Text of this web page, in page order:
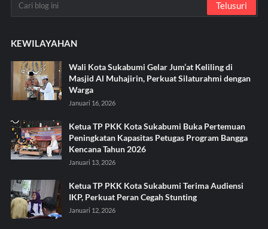
KEWILAYAHAN
Wali Kota Sukabumi Gelar Jum’at Keliling di
Masjid Al Muhajirin, Perkuat Silaturahmi dengan
Warga
Januari 16, 2026
Ketua TP PKK Kota Sukabumi Buka Pertemuan
Peningkatan Kapasitas Petugas Program Bangga
Kencana Tahun 2026
Januari 13, 2026
Ketua TP PKK Kota Sukabumi Terima Audiensi
IKP, Perkuat Peran Cegah Stunting
Januari 12, 2026